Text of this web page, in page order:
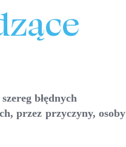
błędnych
przez przyczyny, osoby